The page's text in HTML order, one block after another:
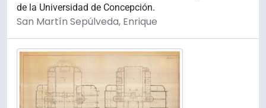
de la Universidad de Concepción.
San Martín Sepúlveda, Enrique